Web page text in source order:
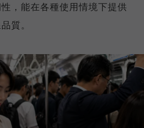
，能在各種使用情境下提供
質。